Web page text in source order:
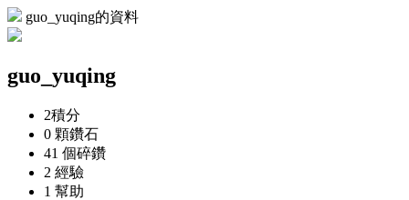
guo_yuqing的資料
guo_yuqing
2積分
0 顆鑽石
41 個碎鑽
2 經驗
1 幫助